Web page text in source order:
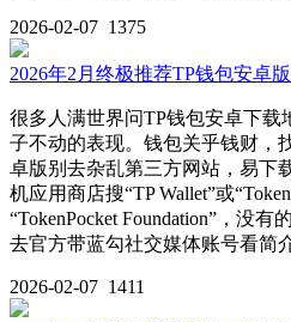
2026-02-07 1375
2026年2月终极推荐TP钱包安卓
很多人满世界问TP钱包安卓下载
子不动的表现。钱包关乎钱财，
卓版别去杂乱第三方网站，易下
机应用商店搜“TP Wallet”或
“TokenPocket Foundation”，没
去官方带蓝勾社交媒体账号看简
2026-02-07 1411